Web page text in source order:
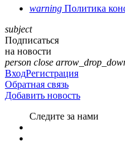
warning Политика
subject
Подписаться
на новости
person close
ВходРегистрация
Обратная связь
Добавить новость
Cледите за нами